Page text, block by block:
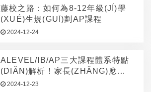
藤校之路：如何為8-12年級(JÍ)學
(XUÉ)生規(GUĪ)劃AP課程
2024-12-24
ALEVEL/IB/AP三大課程體系特點
(DIǍN)解析！家長(ZHǍNG)應
(YĪNG)該怎么選？
2024-12-23